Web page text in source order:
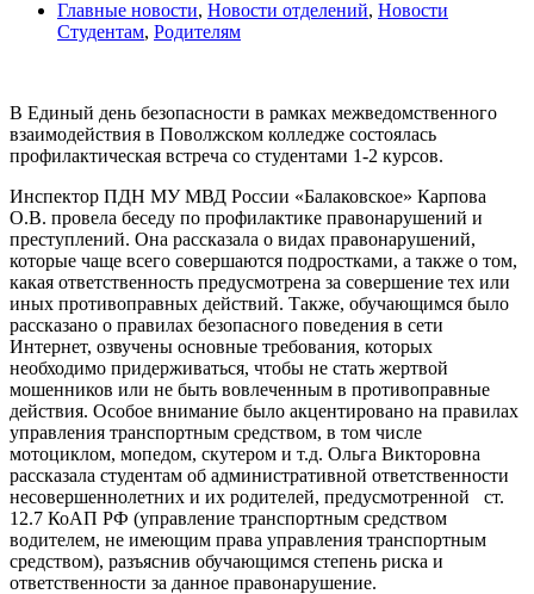
Главные новости, Новости отделений, Новости
Студентам, Родителям
В Единый день безопасности в рамках межведомственного
взаимодействия в Поволжском колледже состоялась
профилактическая встреча со студентами 1-2 курсов.
Инспектор ПДН МУ МВД России «Балаковское» Карпова
О.В. провела беседу по профилактике правонарушений и
преступлений. Она рассказала о видах правонарушений,
которые чаще всего совершаются подростками, а также о том,
какая ответственность предусмотрена за совершение тех или
иных противоправных действий. Также, обучающимся было
рассказано о правилах безопасного поведения в сети
Интернет, озвучены основные требования, которых
необходимо придерживаться, чтобы не стать жертвой
мошенников или не быть вовлеченным в противоправные
действия. Особое внимание было акцентировано на правилах
управления транспортным средством, в том числе
мотоциклом, мопедом, скутером и т.д. Ольга Викторовна
рассказала студентам об административной ответственности
несовершеннолетних и их родителей, предусмотренной ст.
12.7 КоАП РФ (управление транспортным средством
водителем, не имеющим права управления транспортным
средством), разъяснив обучающимся степень риска и
ответственности за данное правонарушение.